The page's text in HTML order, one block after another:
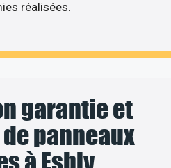
réalisées.
garantie et
panneaux